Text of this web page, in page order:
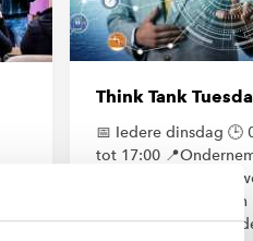
Think Tank
📅 Iedere dinsdag 🕒
tot 17:00
Nijmegen -
6533 AB in Nijmegen
Mogelijkheid om